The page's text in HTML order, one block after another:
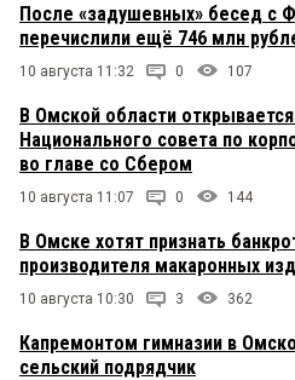
После «задушевных» бесед с
перечислили ещё 746 млн
10 августа 11:32 0 107
В Омской области
Национального совета по
во главе со Сбером
10 августа 11:07 0 144
В Омске хотят признать
производителя макаронных
10 августа 10:30 3 362
Капремонтом гимназии в
сельский подрядчик